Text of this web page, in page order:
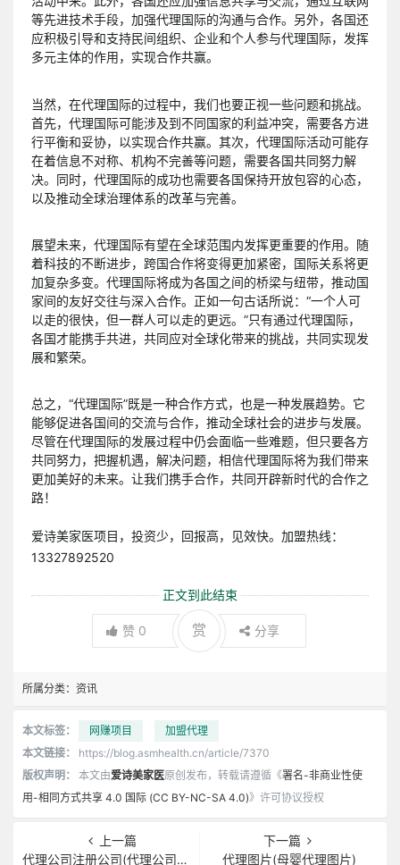
等先进技术手段，加强代理国际的沟通与合作。另外，各国还
应积极引导和支持民间组织、企业和个人参与代理国际，发挥
多元主体的作用，实现合作共赢。
当然，在代理国际的过程中，我们也要正视一些问题和挑战。
首先，代理国际可能涉及到不同国家的利益冲突，需要各方进
行平衡和妥协，以实现合作共赢。其次，代理国际活动可能存
在着信息不对称、机构不完善等问题，需要各国共同努力解
决。同时，代理国际的成功也需要各国保持开放包容的心态，
以及推动全球治理体系的改革与完善。
展望未来，代理国际有望在全球范围内发挥更重要的作用。随
着科技的不断进步，跨国合作将变得更加紧密，国际关系将更
加复杂多变。代理国际将成为各国之间的桥梁与纽带，推动国
家间的友好交往与深入合作。正如一句古话所说：“一个人可
以走的很快，但一群人可以走的更远。”只有通过代理国际，
各国才能携手共进，共同应对全球化带来的挑战，共同实现发
展和繁荣。
总之，“代理国际”既是一种合作方式，也是一种发展趋势。它
能够促进各国间的交流与合作，推动全球社会的进步与发展。
尽管在代理国际的发展过程中仍会面临一些难题，但只要各方
共同努力，把握机遇，解决问题，相信代理国际将为我们带来
更加美好的未来。让我们携手合作，共同开辟新时代的合作之
路！
爱诗美家医项目，投资少，回报高，见效快。加盟热线：
13327892520
正文到此结束
赞 0 赏 分享
所属分类： 资讯
本文标签： 网赚项目
加盟代理
本文链接：
https://blog.asmhealth.cn/article/7370
版权声明：
本文由爱诗美家医原创发布，转载请遵循《署名-非商业性使
用-相同方式共享 4.0 国际 (CC BY-NC-SA 4.0)》许可协议授权
上一篇
代理公司注册公司(代理公司注册公司坑人)
下一篇
代理图片(母婴代理图片)